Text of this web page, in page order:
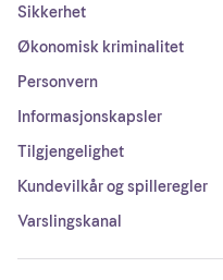
Sikkerhet
Økonomisk kriminalitet
Personvern
Informasjonskapsler
Tilgjengelighet
Kundevilkår og spilleregler
Varslingskanal